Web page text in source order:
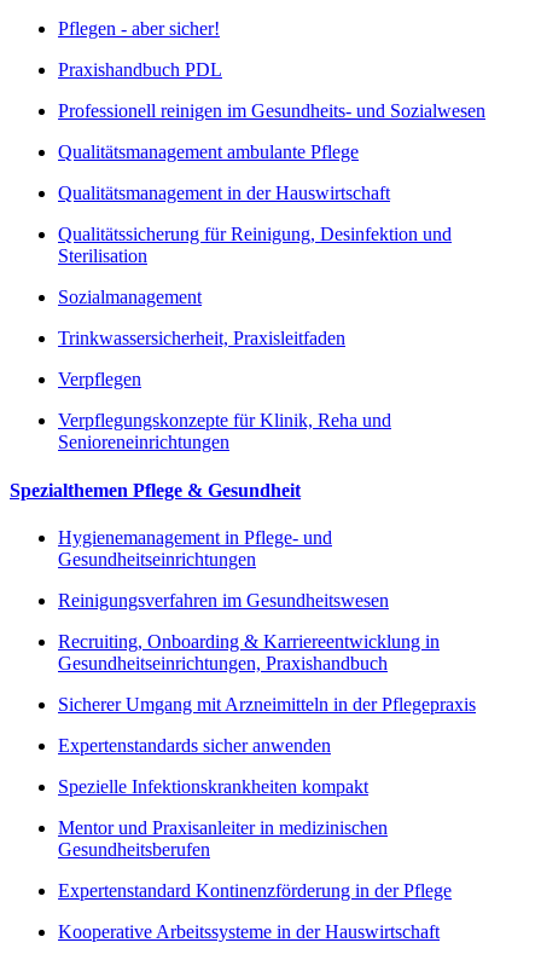
Pflegen - aber sicher!
Praxishandbuch PDL
Professionell reinigen im Gesundheits- und Sozialwesen
Qualitätsmanagement ambulante Pflege
Qualitätsmanagement in der Hauswirtschaft
Qualitätssicherung für Reinigung, Desinfektion und
Sterilisation
Sozialmanagement
Trinkwassersicherheit, Praxisleitfaden
Verpflegen
Verpflegungskonzepte für Klinik, Reha und
Senioreneinrichtungen
Spezialthemen Pflege & Gesundheit
Hygienemanagement in Pflege- und
Gesundheitseinrichtungen
Reinigungsverfahren im Gesundheitswesen
Recruiting, Onboarding & Karriereentwicklung in
Gesundheitseinrichtungen, Praxishandbuch
Sicherer Umgang mit Arzneimitteln in der Pflegepraxis
Expertenstandards sicher anwenden
Spezielle Infektionskrankheiten kompakt
Mentor und Praxisanleiter in medizinischen
Gesundheitsberufen
Expertenstandard Kontinenzförderung in der Pflege
Kooperative Arbeitssysteme in der Hauswirtschaft